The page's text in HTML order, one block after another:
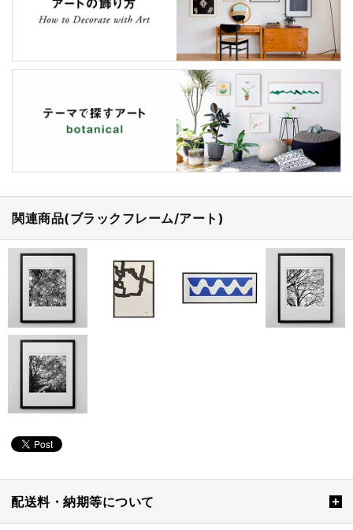
関連商品(ブラックフレーム/アート)
配送料・納期等について